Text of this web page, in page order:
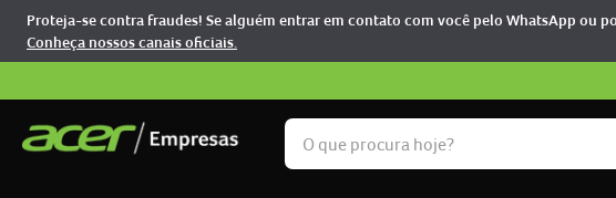
Proteja-se contra fraudes! Se alguém entrar em contato com você pelo WhatsApp ou
Conheça nossos canais oficiais.
O que procura hoje?